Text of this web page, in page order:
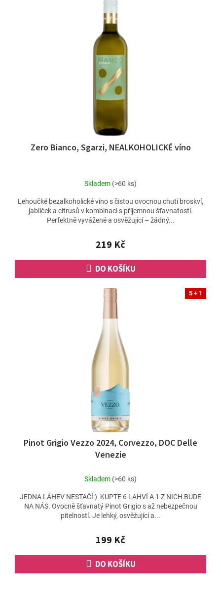
Zero Bianco, Sgarzi, NEALKOHOLICKÉ víno
Skladem (>60 ks)
219 Kč
DO KOŠÍKU
Lehoučké bezalkoholické víno s čistou ovocnou chutí broskví,
jablíček a citrusů v kombinaci s příjemnou šťavnatostí.
Perfektně vyvážené a osvěžující – žádný...
5 + 1
Pinot Grigio Vezzo 2024, Corvezzo, DOC Delle
Venezie
Skladem (>60 ks)
199 Kč
DO KOŠÍKU
JEDNA LÁHEV NESTAČÍ:) KUPTE 6 LAHVÍ A 1 Z NICH BUDE
NA NÁS. Ovocně šťavnatý Pinot Grigio s až nebezpečnou
pitelností. Je lehký, osvěžující a...